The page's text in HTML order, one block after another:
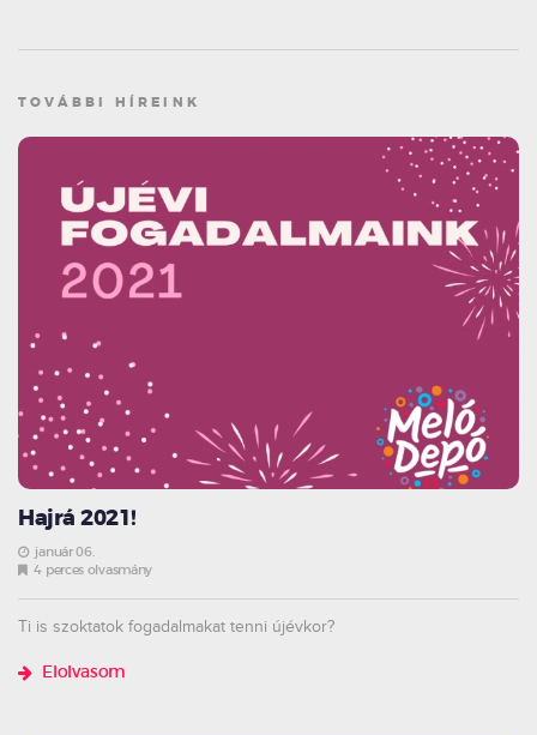
TOVÁBBI HÍREINK
Hajrá 2021!
január 06.
4 perces olvasmány
Ti is szoktatok fogadalmakat tenni újévkor?
Elolvasom